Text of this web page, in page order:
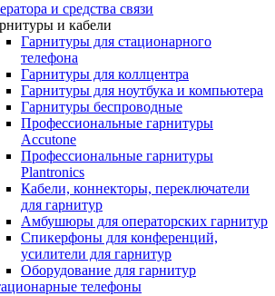
и средства связи
и кабели
Гарнитуры для стационарного
телефона
Гарнитуры для коллцентра
Гарнитуры для ноутбука и компьютера
Гарнитуры беспроводные
Профессиональные гарнитуры
Accutone
Профессиональные гарнитуры
Plantronics
Кабели, коннекторы, переключатели
для гарнитур
Амбушюры для операторских гарнитур
Cпикерфоны для конференций,
усилители для гарнитур
Оборудование для гарнитур
телефоны